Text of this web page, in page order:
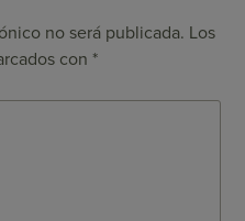
no será publicada. Los
con *